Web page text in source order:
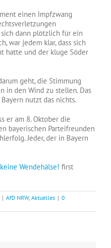
einen Impfzwang
dann plötzlich für ein
war jedem klar, dass sich
hatte und der kluge Söder
geht, die Stimmung
in den Wind zu stellen. Das
nutzt das nichts.
er am 8. Oktober die
bayerischen Parteifreunden
Jeder, der in Bayern
Wendehälse! first
| AfD NRW, Aktuelles | 0